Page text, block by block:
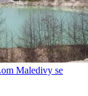
Maledivy se